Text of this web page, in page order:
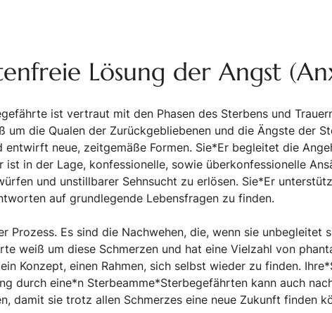
Lösung der Angst
ist vertraut mit den Phasen des Sterbens und
um die Qualen der Zurückgebliebenen und die Ängste der
entwirft neue, zeitgemäße Formen. Sie*Er begleitet die
ist in der Lage, konfessionelle, sowie überkonfessionelle
und unstillbarer Sehnsucht zu erlösen. Sie*Er
auf grundlegende Lebensfragen zu finden.
Prozess. Es sind die Nachwehen, die, wenn sie
weiß um diese Schmerzen und hat eine Vielzahl von
Konzept, einen Rahmen, sich selbst wieder zu finden.
durch eine*n Sterbeamme*Sterbegefährten kann auch
damit sie trotz allen Schmerzes eine neue Zukunft finden